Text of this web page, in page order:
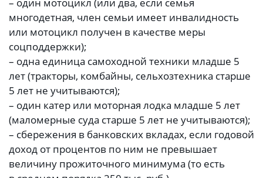
– один мотоцикл (или два, если семья
многодетная, член семьи имеет инвалидность
или мотоцикл получен в качестве меры
соцподдержки);
– одна единица самоходной техники младше 5
лет (тракторы, комбайны, сельхозтехника старше
5 лет не учитываются);
– один катер или моторная лодка младше 5 лет
(маломерные суда старше 5 лет не учитываются);
– сбережения в банковских вкладах, если годовой
доход от процентов по ним не превышает
величину прожиточного минимума (то есть